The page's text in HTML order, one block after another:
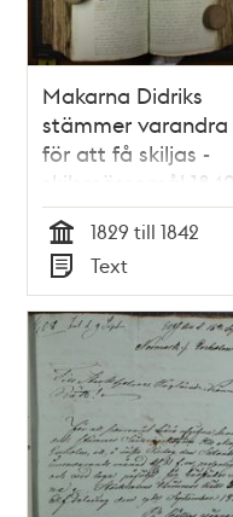
Makarna Didriks
stämmer varandra
för att få skiljas -
skilsmässomål 1842
Tid
1829 till 1842
Typ
Text